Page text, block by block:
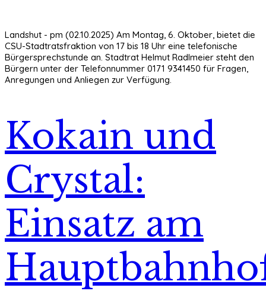
Landshut - pm (02.10.2025) Am Montag, 6. Oktober, bietet die
CSU-Stadtratsfraktion von 17 bis 18 Uhr eine telefonische
Bürgersprechstunde an. Stadtrat Helmut Radlmeier steht den
Bürgern unter der Telefonnummer 0171 9341450 für Fragen,
Anregungen und Anliegen zur Verfügung.
Kokain und
Crystal:
Einsatz am